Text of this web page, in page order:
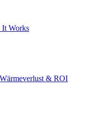
Works
Wärmeverlust & ROI